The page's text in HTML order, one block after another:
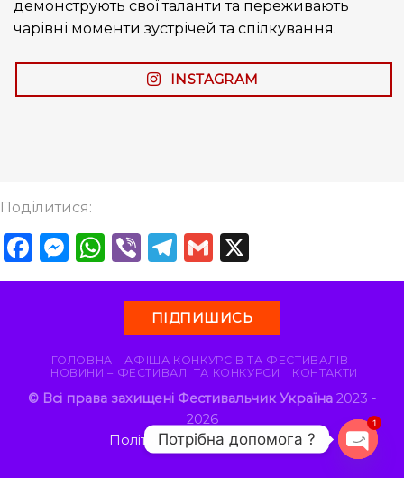
демонструють свої таланти та переживають
чарівні моменти зустрічей та спілкування.
INSTAGRAM
Поділитися:
Facebook
Messenger
WhatsApp
ViberTelegram
Gmail
ПІДПИШИСЬ
ГОЛОВНА
АФІША КОНКУРСІВ ТА ФЕСТИВАЛІВ
НОВИНИ – ФЕСТИВАЛІ ТА КОНКУРСИ
КОНТАКТИ
© Всі права захищені Фестивальчик Україна2023 -
2026
Політика конфіденційності
Потрібна допомога ?
1